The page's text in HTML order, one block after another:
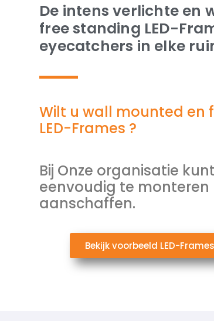
De intens verlichte en
free standing LED-
eyecatchers in elke
Wilt u wall mounted en
LED-Frames ?
Bij Onze organisatie
eenvoudig te monteren
aanschaffen.
Bekijk voorbeeld LED-